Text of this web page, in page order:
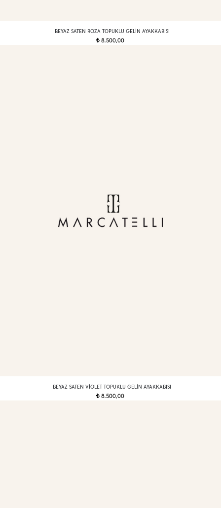
BEYAZ SATEN ROZA TOPUKLU GELIN AYAKKABISI
t8.500,00
BEYAZ SATEN VIOLET TOPUKLU GELIN AYAKKABISI
t8.500,00